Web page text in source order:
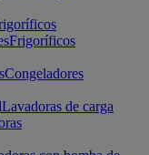
Frigoríficos
Congeladores
Lavadoras de carga